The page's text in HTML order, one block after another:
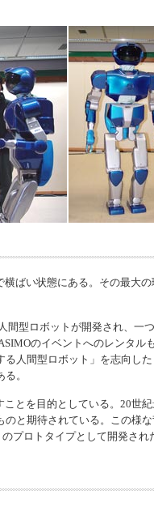
ばい状態にある。その最大
型ロボットが開発され、一
のイベントへのレンタル
人間型ロボット」を志向し
。
とを目的としている。20世
と期待されている。この様な
プロトタイプとして開発され